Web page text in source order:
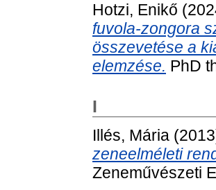
Hotzi, Enikő
fuvola-zongora
összevetése a
elemzése. PhD
I
Illés, Mária
zeneelméleti
Zeneművészeti